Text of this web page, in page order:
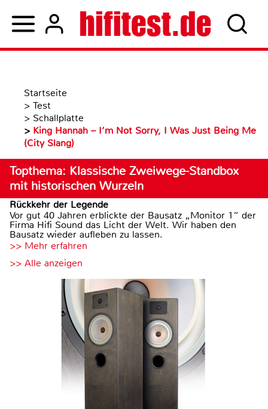
Startseite
> Test
> Schallplatte
> King Hannah – I‘m Not Sorry, I Was Just Being Me
(City Slang)
Topthema: Klassische Zweiwege-Standbox
mit historischen Wurzeln
Rückkehr der Legende
Vor gut 40 Jahren erblickte der Bausatz „Monitor 1“ der
Firma Hifi Sound das Licht der Welt. Wir haben den
Bausatz wieder aufleben zu lassen.
>> Mehr erfahren
>> Alle anzeigen